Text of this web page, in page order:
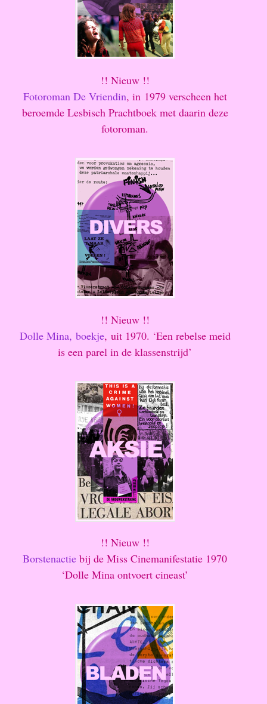
!! Nieuw !!
Fotoroman De Vriendin, in 1979 verscheen het
beroemde Lesbisch Prachtboek met daarin deze
fotoroman.
!! Nieuw !!
Dolle Mina, boekje, uit 1970. ‘Een rebelse meid
is een parel in de klassenstrijd’
!! Nieuw !!
Borstenactie bij de Miss Cinemanifestatie 1970
‘Dolle Mina ontvoert cineast’